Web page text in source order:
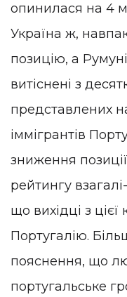
опинилася на 4
Україна ж,
позицію, а
витіснені з
представлених
іммігрантів
зниження
рейтингу
що вихідці з
Португалію.
пояснення, що
португальське